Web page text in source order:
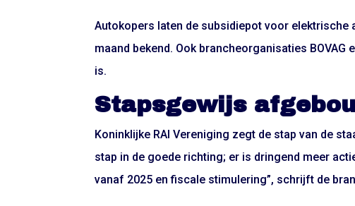
Autokopers laten de subsidiepot voor elektrische
maand bekend. Ook brancheorganisaties
is.
Stapsgewijs
Koninklijke RAI Vereniging zegt de stap van de
stap in de goede richting; er is dringend meer
vanaf 2025 en fiscale stimulering”, schrijft de